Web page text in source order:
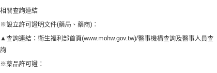
相關查詢連結
※設立許可證明文件(藥局、藥商)：
▲查詢連結：衛生福利部首頁(www.mohw.gov.tw)/醫事機構查詢及醫事人員查
詢
※藥品許可證：